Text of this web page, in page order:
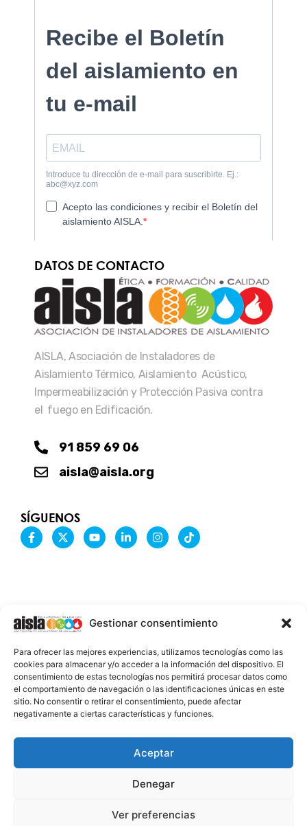
Gestionar consentimiento
Para ofrecer las mejores experiencias, utilizamos tecnologías como las
cookies para almacenar y/o acceder a la información del dispositivo. El
consentimiento de estas tecnologías nos permitirá procesar datos como
el comportamiento de navegación o las identificaciones únicas en este
sitio. No consentir o retirar el consentimiento, puede afectar
negativamente a ciertas características y funciones.
Aceptar
Denegar
Ver preferencias
DATOS DE CONTACTO
AISLA, Asociación de Instaladores de
Aislamiento Térmico, Aislamiento Acústico,
Impermeabilización y Protección Pasiva contra
el fuego en Edificación.
91 859 69 06
aisla@aisla.org
SÍGUENOS
F
a
-
f
X
-
r
Y
o
L
i
-
i
I
n
m
T
i
AVISO LEGAL
PROTECCIÓN DE DATOS
POLÍTICA DE COOKIES
ESTA WEB ESTÁ FINANCIADA POR LA UNIÓN